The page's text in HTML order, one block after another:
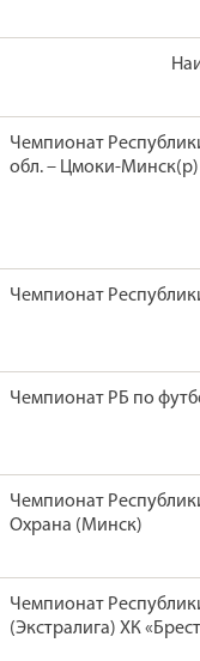
Чемпионат
обл. – Цмоки-Минск(р)
Чемпионат
Чемпионат РБ по
Чемпионат
Охрана (Минск)
Чемпионат
(Экстралига) ХК